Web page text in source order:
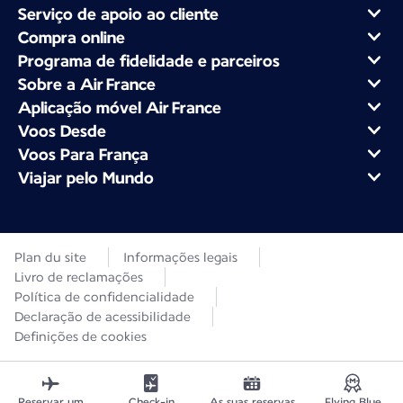
Serviço de apoio ao cliente
Compra online
Programa de fidelidade e parceiros
Sobre a Air France
Aplicação móvel Air France
Voos Desde
Voos Para França
Viajar pelo Mundo
Plan du site
Informações legais
Livro de reclamações
Política de confidencialidade
Declaração de acessibilidade
Definições de cookies